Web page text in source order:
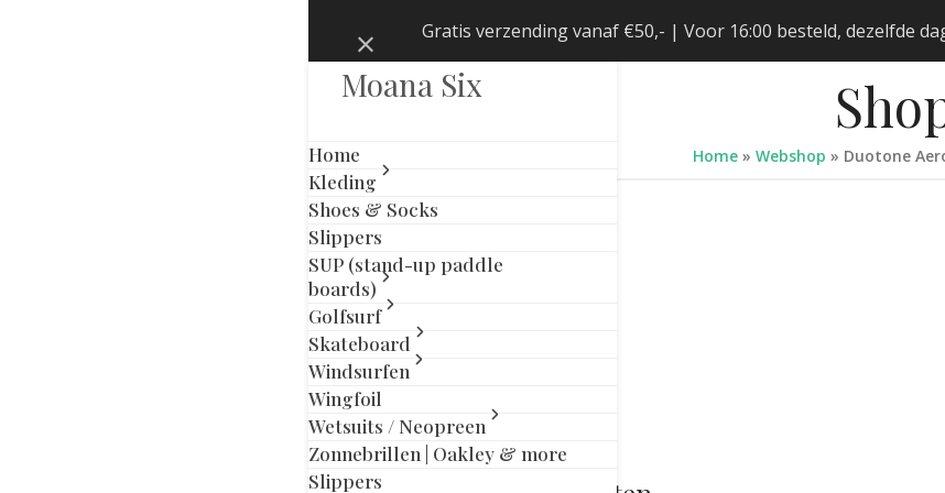
Gratis verzending vanaf €50,- | Voor 16:00 besteld, dezelfde
Negeren
Moana Six
Home
Kleding
Shoes & Socks
Slippers
SUP (stand-up paddle
boards)
Golfsurf
Skateboard
Windsurfen
Wingfoil
Wetsuits / Neopreen
Zonnebrillen | Oakley & more
Slippers
Home» Webshop » Duotone